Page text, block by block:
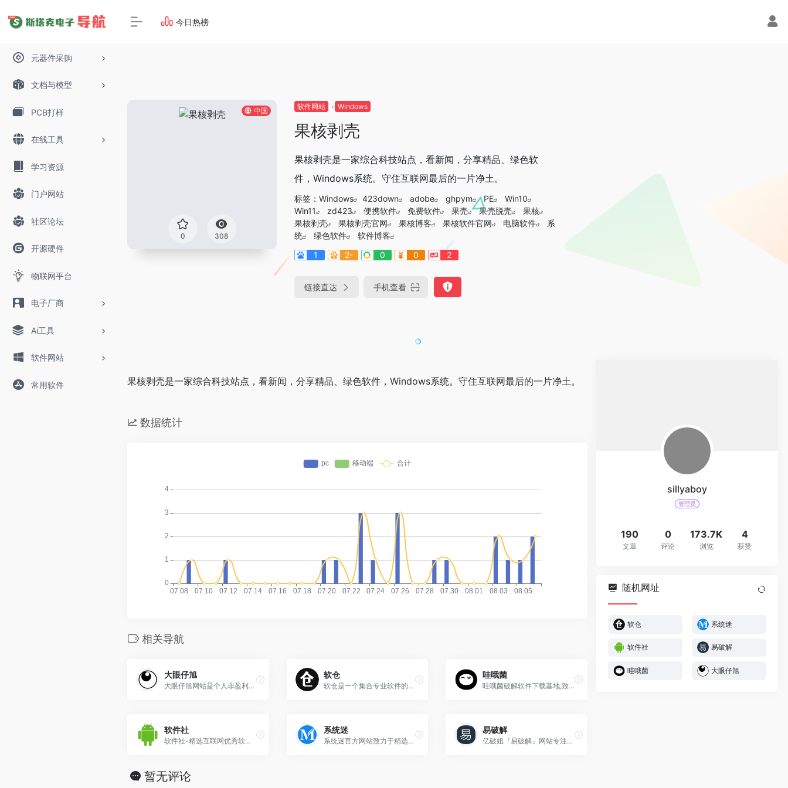
元器件采购
文档与模型
PCB打样
在线工具
学习资源
门户网站
社区论坛
开源硬件
物联网平台
电子厂商
Ai工具
软件网站
常用软件
今日热榜
中国
0 308
软件网站 Windows
果核剥壳
果核剥壳是一家综合科技站点，看新闻，分享精品、绿色软
件，Windows系统。守住互联网最后的一片净土。
标签： Windows 423down adobe ghpym PE
Win10
Win11
zd423 便携软件 免费软件 果壳 果壳脱壳
果核
果核剥壳
果核剥壳官网 果核博客 果核软件官网 电脑软件
系
统
绿色软件
软件博客
1
2- 0 0 2
链接直达 手机查看
果核剥壳是一家综合科技站点，看新闻，分享精品、绿色软件，Windows系统。守住互联网最后的一片净土。
数据统计
相关导航
大眼仔旭
大眼仔旭网站是个人非盈利性网站,主要以分享日常工作生活办公技术资源为主,大眼仔热衷于分享互联网上一切所有美好事物,希望和您一起成长.
软仓
软仓是一个集合专业软件的导航网站，免费下载供学习使用，本站承诺无毒无广告，纯公益项目，不以此盈利
哇哦菌
哇哦菌破解软件下载基地,致力于分享各类实用的绿色软件资源，免费提供破解补丁，注册机等资源，让你安心下载。
软件社
软件社-精选互联网优秀软件分享、电脑技术、经验教程、IT科技资讯为一体的的站点、安全、绿色、放心,致力于为广大的网友提供绿色资源。
系统迷
系统迷官方网站致力于精选优秀软件、技术教程、新闻资讯等内容，关注微软Windows、谷歌Android、苹果iOS等操作系统。从真实体验出发，说手机、电脑和网络！
易破解
亿破姐『易破解』网站专注无流氓绿色软件分享、游戏下载、电脑技术、经验教程为一体的站点、安全、纯净、放心、九年磨一剑，不忘初心只为给你最需要的内容。
暂无评论
sillyaboy
管理员
190
文章
0
评论
173.7K
浏览
4
获赞
随机网址
软仓 系统迷
软件社 易破解
哇哦菌 大眼仔旭